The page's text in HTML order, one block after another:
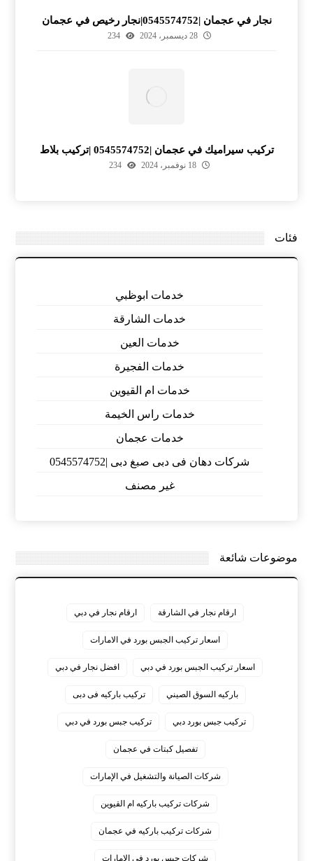
نجار في عجمان |0545574752|نجار رخيص في عجمان
28 ديسمبر، 2024 234
تركيب سيراميك في عجمان |0545574752 |تركيب بلاط
18 نوفمبر، 2024 234
فئات
خدمات ابوظبي
خدمات الشارقة
خدمات العين
خدمات الفجيرة
خدمات ام القيوين
خدمات راس الخيمة
خدمات عجمان
شركات دهان فى دبى صبغ دبى |0545574752
غير مصنف
موضوعات شائعة
ارقام نجار في الشارقة ارقام نجار في دبي
اسعار تركيب الجبس بورد في الامارات
اسعار تركيب الجبس بورد في دبي افضل نجار في دبي
باركيه السوق الصيني تركيب باركيه فى دبى
تركيب جبس بورد دبي تركيب جبس بورد في دبي
تفصيل كبتات في عجمان
شركات الصيانة والتشغيل في الإمارات
شركات تركيب باركيه ام القيوين
شركات تركيب باركيه في عجمان
شركات جبس بورد في الامارات